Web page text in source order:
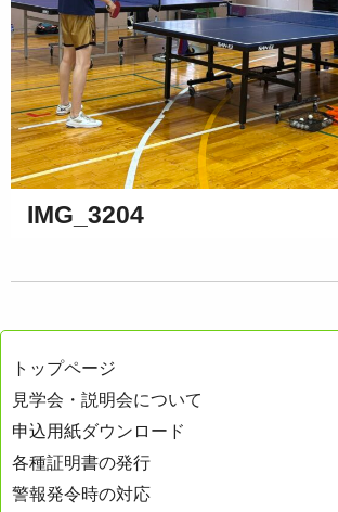
IMG_3204
トップページ
見学会・説明会について
申込用紙ダウンロード
各種証明書の発行
警報発令時の対応